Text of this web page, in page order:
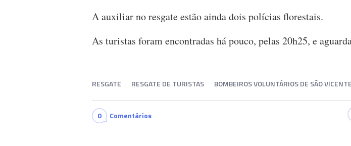
A auxiliar no resgate estão ainda dois polícias florestais.
As turistas foram encontradas há pouco, pelas 20h25, e
RESGATE RESGATE DE TURISTAS BOMBEIROS VOLUNTÁRIOS DE SÃO VICENTE
0 Comentários